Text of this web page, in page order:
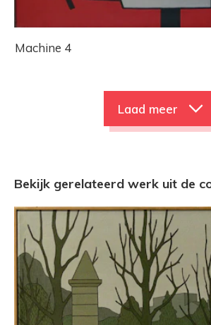
Machine 4
Laad meer
Bekijk gerelateerd werk uit de